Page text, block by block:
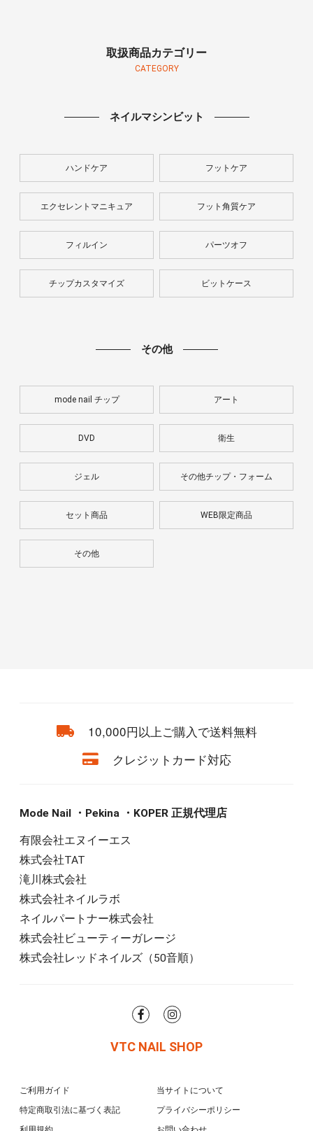
取扱商品カテゴリー
CATEGORY
ネイルマシンビット
ハンドケア フットケア
エクセレントマニキュア フット角質ケア
フィルイン パーツオフ
チップカスタマイズ ビットケース
その他
mode nail チップ アート
DVD 衛生
ジェル その他チップ・フォーム
セット商品 WEB限定商品
その他
10,000円以上ご購入で送料無料
クレジットカード対応
Mode Nail ・Pekina ・KOPER 正規代理店
有限会社エヌイーエス
株式会社TAT
滝川株式会社
株式会社ネイルラボ
ネイルパートナー株式会社
株式会社ビューティーガレージ
株式会社レッドネイルズ（50音順）
VTC NAIL SHOP
ご利用ガイド
当サイトについて
特定商取引法に基づく表記
プライバシーポリシー